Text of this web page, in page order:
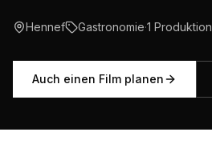
Hennef Gastronomie·1 Produktion
Auch einen Film planen